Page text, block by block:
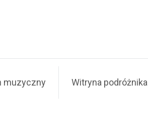
muzyczny Witryna podróżnika